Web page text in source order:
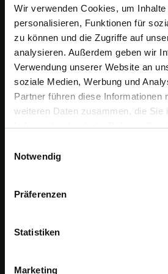
Wir verwenden Cookies, um
personalisieren, Funktionen für
zu können und die Zugriffe auf
analysieren. Außerdem geben wir
Verwendung unserer Website an
soziale Medien, Werbung und
Partner führen diese Informationen
weiteren Daten zusammen, die Sie
haben oder die sie im Rahmen
Notwendig
Präferenzen
Statistiken
Marketing